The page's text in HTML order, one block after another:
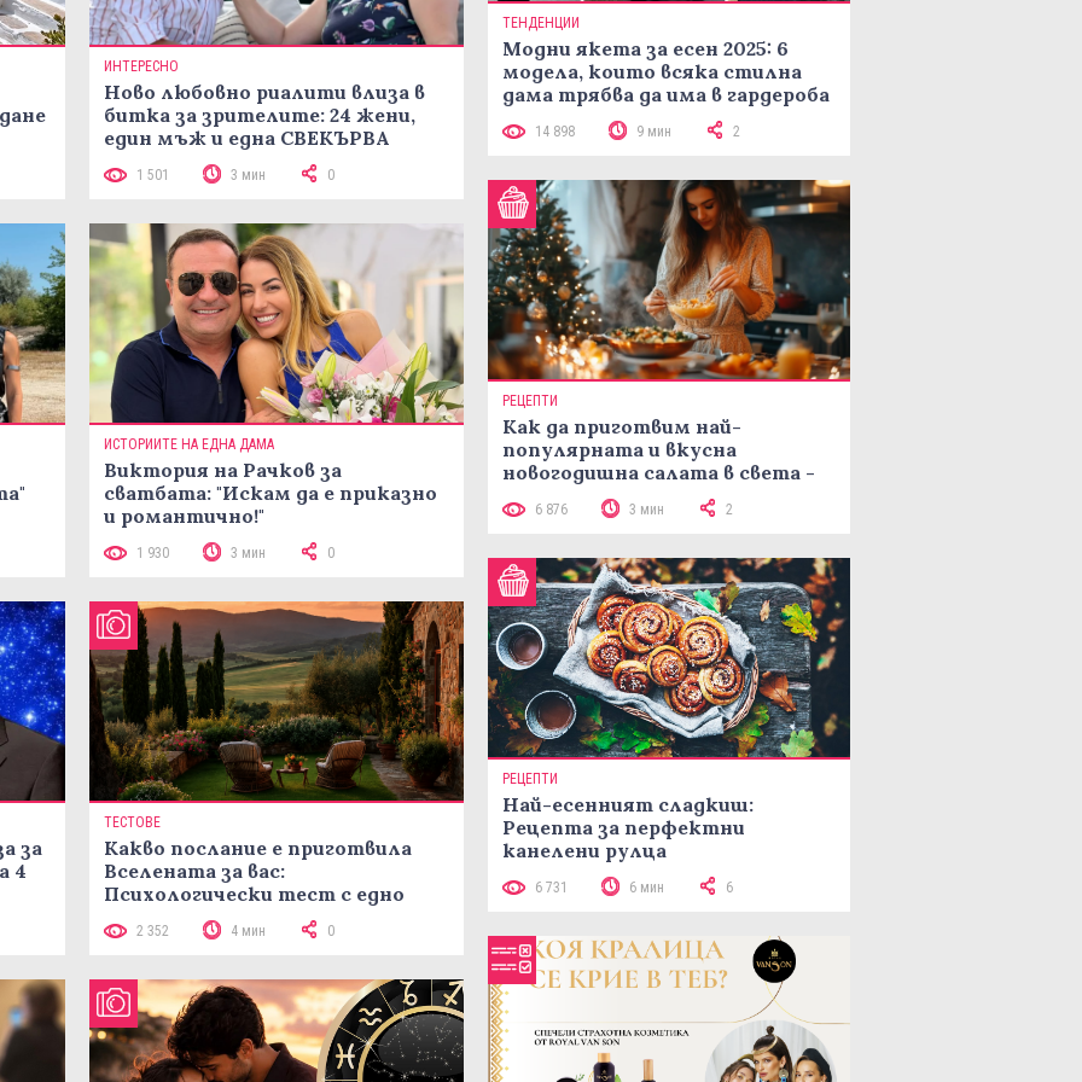
ИНТЕРЕСНО
Ново любовно риалити влиза в
битка за зрителите: 24 жени,
един мъж и една СВЕКЪРВА
1 501 3 мин 0
ИСТОРИИТЕ НА ЕДНА ДАМА
Виктория на Рачков за
сватбата: "Искам да е приказно
и романтично!"
1 930 3 мин 0
за
4
ТЕСТОВЕ
Какво послание е приготвила
Вселената за вас:
Психологически тест с едно
2 352 4 мин 0
ТЕНДЕНЦИИ
Модни якета за есен 2025: 6
модела, които всяка стилна
дама трябва да има в гардероба
14 898 9 мин 2
РЕЦЕПТИ
Как да приготвим най-
популярната и вкусна
новогодишна салата в света -
рецепта Мимоза
6 876 3 мин 2
РЕЦЕПТИ
Най-есенният сладкиш:
Рецепта за перфектни
канелени рулца
6 731 6 мин 6